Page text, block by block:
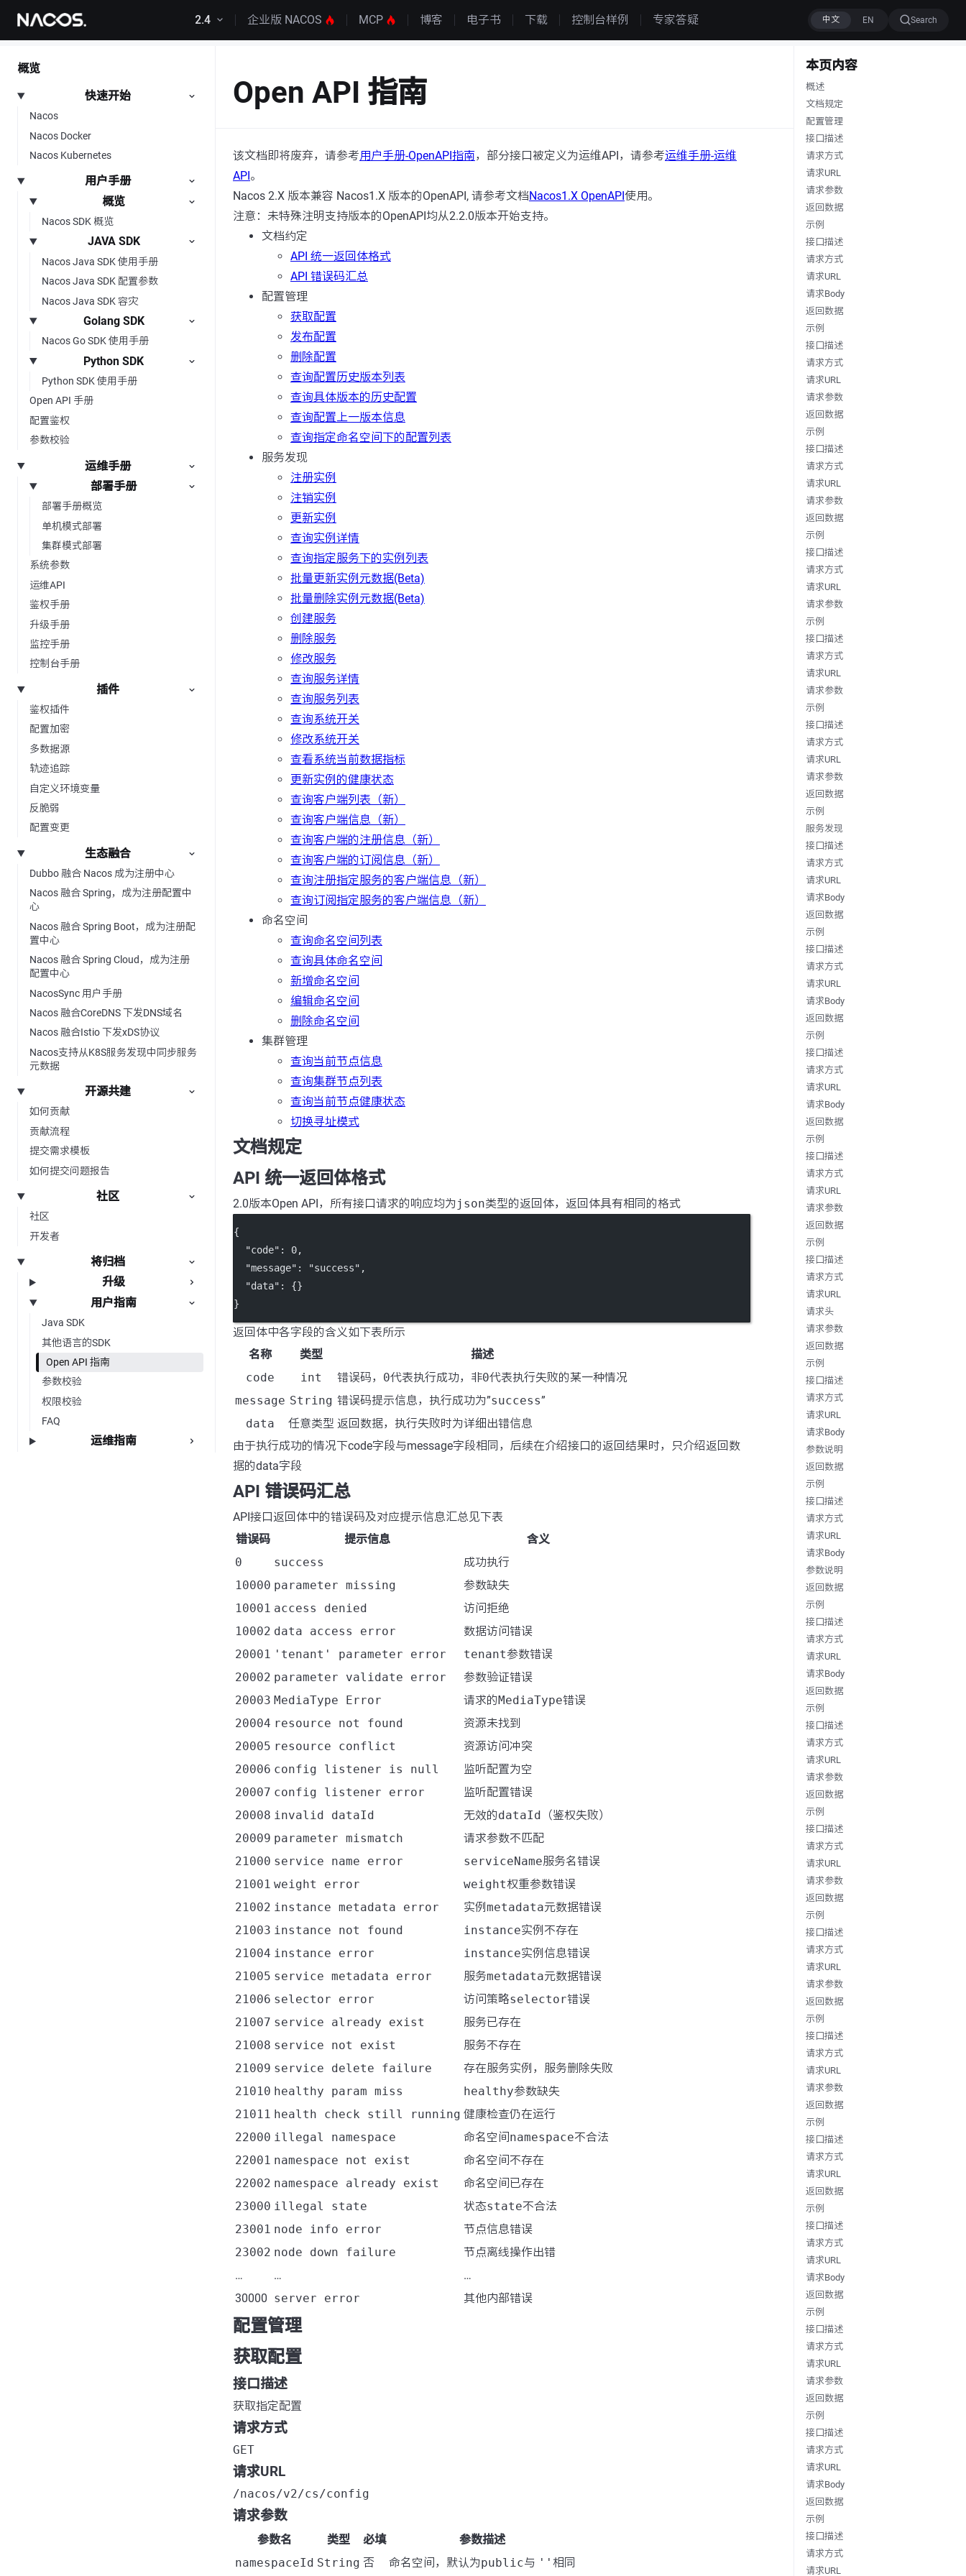
跳转到内容 2.4 企业版 NACOS MCP 博客 电子书 下载 控制台样例 专家答疑 Search
概览
快速开始
Nacos
Nacos Docker
Nacos Kubernetes
用户手册
概览
Nacos SDK 概览
JAVA SDK
Nacos Java SDK 使用手册
Nacos Java SDK 配置参数
Nacos Java SDK 容灾
Golang SDK
Nacos Go SDK 使用手册
Python SDK
Python SDK 使用手册
Open API 手册
配置鉴权
参数校验
运维手册
部署手册
部署手册概览
单机模式部署
集群模式部署
系统参数
运维API
鉴权手册
升级手册
监控手册
控制台手册
插件
鉴权插件
配置加密
多数据源
轨迹追踪
自定义环境变量
反脆弱
配置变更
生态融合
Dubbo 融合 Nacos 成为注册中心
Nacos 融合 Spring，成为注册配置中
心
Nacos 融合 Spring Boot，成为注册配
置中心
Nacos 融合 Spring Cloud，成为注册
配置中心
NacosSync 用户手册
Nacos 融合CoreDNS 下发DNS域名
Nacos 融合Istio 下发xDS协议
Nacos支持从K8S服务发现中同步服务
元数据
开源共建
如何贡献
贡献流程
提交需求模板
如何提交问题报告
社区
社区
开发者
将归档
升级
用户指南
Java SDK
其他语言的SDK
Open API 指南
参数校验
权限校验
FAQ
运维指南
本页内容
概述
文档规定
配置管理
接口描述
请求方式
请求URL
请求参数
返回数据
示例
接口描述
请求方式
请求URL
请求Body
返回数据
示例
接口描述
请求方式
请求URL
请求参数
返回数据
示例
接口描述
请求方式
请求URL
请求参数
返回数据
示例
接口描述
请求方式
请求URL
请求参数
示例
接口描述
请求方式
请求URL
请求参数
示例
接口描述
请求方式
请求URL
请求参数
返回数据
示例
服务发现
接口描述
请求方式
请求URL
请求Body
返回数据
示例
接口描述
请求方式
请求URL
请求Body
返回数据
示例
接口描述
请求方式
请求URL
请求Body
返回数据
示例
接口描述
请求方式
请求URL
请求参数
返回数据
示例
接口描述
请求方式
请求URL
请求头
请求参数
返回数据
示例
接口描述
请求方式
请求URL
请求Body
参数说明
返回数据
示例
接口描述
请求方式
请求URL
请求Body
参数说明
返回数据
示例
接口描述
请求方式
请求URL
请求Body
返回数据
示例
接口描述
请求方式
请求URL
请求参数
返回数据
示例
接口描述
请求方式
请求URL
请求参数
返回数据
示例
接口描述
请求方式
请求URL
请求参数
返回数据
示例
接口描述
请求方式
请求URL
请求参数
返回数据
示例
接口描述
请求方式
请求URL
返回数据
示例
接口描述
请求方式
请求URL
请求Body
返回数据
示例
接口描述
请求方式
请求URL
请求参数
返回数据
示例
接口描述
请求方式
请求URL
请求Body
返回数据
示例
接口描述
请求方式
请求URL
Open API 指南
该文档即将废弃，请参考用户手册-OpenAPI指南，部分接口被定义为运维API，请参考运维手册-运维
API。
Nacos 2.X 版本兼容 Nacos1.X 版本的OpenAPI, 请参考文档Nacos1.X OpenAPI使用。
注意：未特殊注明支持版本的OpenAPI均从2.2.0版本开始支持。
文档约定
API 统一返回体格式
API 错误码汇总
配置管理
获取配置
发布配置
删除配置
查询配置历史版本列表
查询具体版本的历史配置
查询配置上一版本信息
查询指定命名空间下的配置列表
服务发现
注册实例
注销实例
更新实例
查询实例详情
查询指定服务下的实例列表
批量更新实例元数据(Beta)
批量删除实例元数据(Beta)
创建服务
删除服务
修改服务
查询服务详情
查询服务列表
查询系统开关
修改系统开关
查看系统当前数据指标
更新实例的健康状态
查询客户端列表（新）
查询客户端信息（新）
查询客户端的注册信息（新）
查询客户端的订阅信息（新）
查询注册指定服务的客户端信息（新）
查询订阅指定服务的客户端信息（新）
命名空间
查询命名空间列表
查询具体命名空间
新增命名空间
编辑命名空间
删除命名空间
集群管理
查询当前节点信息
查询集群节点列表
查询当前节点健康状态
切换寻址模式
文档规定
API 统一返回体格式
2.0版本Open API，所有接口请求的响应均为json类型的返回体，返回体具有相同的格式
{
"code" : 0,
"message" : "success" ,
"data" : {}
}
返回体中各字段的含义如下表所示
名称
类型
描述
code
int 错误码， 0代表执行成功，非0代表执行失败的某一种情况
message String 错误码提示信息，执行成功为”success”
data
任意类型 返回数据，执行失败时为详细出错信息
由于执行成功的情况下code字段与message字段相同，后续在介绍接口的返回结果时，只介绍返回数
据的data字段
API 错误码汇总
API接口返回体中的错误码及对应提示信息汇总见下表
错误码
提示信息
含义
0
success
成功执行
10000 parameter missing
参数缺失
10001 access denied
访问拒绝
10002 data access error
数据访问错误
20001 'tenant' parameter error tenant参数错误
20002 parameter validate error
参数验证错误
20003 MediaType Error 请求的MediaType错误
20004 resource not found
资源未找到
20005 resource conflict
资源访问冲突
20006 config listener is null
监听配置为空
20007 config listener error
监听配置错误
20008 invalid dataId 无效的dataId （鉴权失败）
20009 parameter mismatch
请求参数不匹配
21000 service name error serviceName服务名错误
21001 weight error weight权重参数错误
21002 instance metadata error 实例 metadata元数据错误
21003 instance not found instance实例不存在
21004 instance error instance实例信息错误
21005 service metadata error 服务metadata元数据错误
21006 selector error 访问策略selector错误
21007 service already exist
服务已存在
21008 service not exist
服务不存在
21009 service delete failure
存在服务实例，服务删除失败
21010 healthy param miss healthy参数缺失
21011 health check still running 健康检查仍在运行
22000 illegal namespace 命名空间namespace不合法
22001 namespace not exist
命名空间不存在
22002 namespace already exist
命名空间已存在
23000 illegal state 状态state不合法
23001 node info error
节点信息错误
23002 node down failure
节点离线操作出错
…
…
…
30000 server error 其他内部错误
配置管理
获取配置
接口描述
获取指定配置
请求方式
GET
请求URL
/nacos/v2/cs/config
请求参数
参数名 类型 必填
参数描述
namespaceId String 否 命名空间，默认为public与 '' 相同